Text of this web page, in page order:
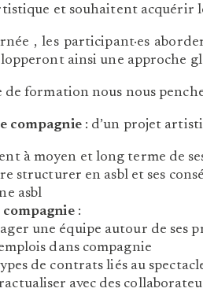
et souhaitent acquérir
, les participant·es
ainsi une approche
formation nous nous
compagnie : d’un projet
à moyen et long terme de
structurer en asbl et ses
asbl
compagnie:
une équipe autour de ses
dans compagnie
de contrats liés au
avec des